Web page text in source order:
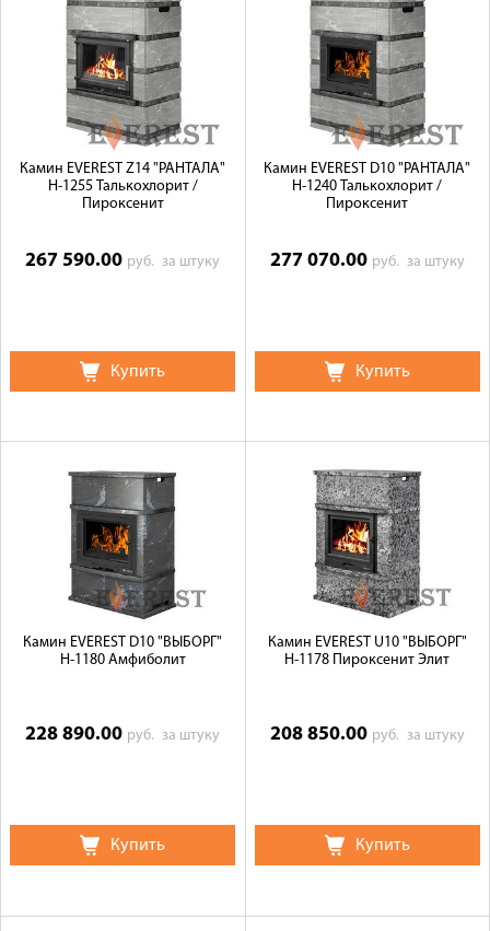
Доставка
Сотрудничество
Галерея объектов
Контакты
Камин EVEREST Z14 "РАНТАЛА"
Н-1255 Талькохлорит /
Пироксенит
267 590.00 руб.за штуку
Купить
Камин EVEREST D10 "РАНТАЛА"
Н-1240 Талькохлорит /
Пироксенит
277 070.00 руб. за штуку
Купить
Камин EVEREST D10 "ВЫБОРГ"
Н-1180 Амфиболит
228 890.00 руб.за штуку
Купить
Камин EVEREST U10 "ВЫБОРГ"
Н-1178 Пироксенит Элит
208 850.00 руб. за штуку
Купить